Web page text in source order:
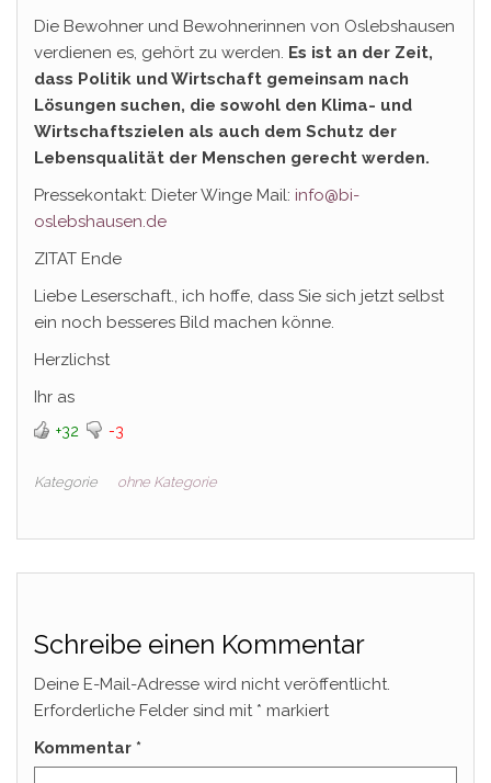
Die Bewohner und Bewohnerinnen von Oslebshausen
verdienen es, gehört zu werden. Es ist an der Zeit,
dass Politik und Wirtschaft gemeinsam nach
Lösungen suchen, die sowohl den Klima- und
Wirtschaftszielen als auch dem Schutz der
Lebensqualität der Menschen gerecht werden.
Pressekontakt: Dieter Winge Mail: info@bi-
oslebshausen.de
ZITAT Ende
Liebe Leserschaft., ich hoffe, dass Sie sich jetzt selbst
ein noch besseres Bild machen könne.
Herzlichst
Ihr as
+32 -3
Kategorie ohne Kategorie
Schreibe einen Kommentar
Deine E-Mail-Adresse wird nicht veröffentlicht.
Erforderliche Felder sind mit * markiert
Kommentar *